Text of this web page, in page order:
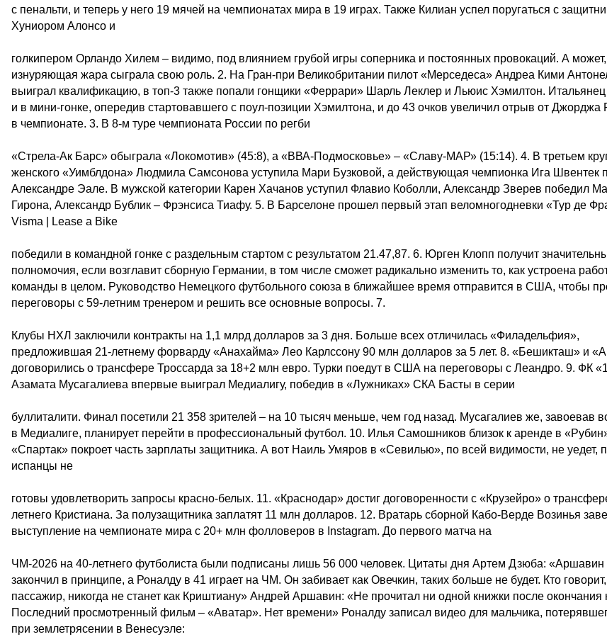
с пенальти, и теперь у него 19 мячей на чемпионатах мира в 19 играх. Также Килиан успел поругаться с
Хуниором Алонсо и
голкипером Орландо Хилем – видимо, под влиянием грубой игры соперника и постоянных провокаций. А
изнуряющая жара сыграла свою роль. 2. На Гран-при Великобритании пилот «Мерседеса» Андреа Кими
выиграл квалификацию, в топ-3 также попали гонщики «Феррари» Шарль Леклер и Льюис Хэмилтон. Итальянец
и в мини-гонке, опередив стартовавшего с поул-позиции Хэмилтона, и до 43 очков увеличил отрыв от Джорджа
в чемпионате. 3. В 8-м туре чемпионата России по регби
«Стрела-Ак Барс» обыграла «Локомотив» (45:8), а «ВВА-Подмосковье» – «Славу-МАР» (15:14). 4. В третьем
женского «Уимблдона» Людмила Самсонова уступила Мари Бузковой, а действующая чемпионка Ига Швентек
Александре Эале. В мужской категории Карен Хачанов уступил Флавио Коболли, Александр Зверев победил
Гирона, Александр Бублик – Фрэнсиса Тиафу. 5. В Барселоне прошел первый этап веломногодневки «Тур де
Visma | Lease a Bike
победили в командной гонке с раздельным стартом с результатом 21.47,87. 6. Юрген Клопп получит
полномочия, если возглавит сборную Германии, в том числе сможет радикально изменить то, как устроена
команды в целом. Руководство Немецкого футбольного союза в ближайшее время отправится в США, чтобы
переговоры с 59-летним тренером и решить все основные вопросы. 7.
Клубы НХЛ заключили контракты на 1,1 млрд долларов за 3 дня. Больше всех отличилась «Филадельфия»,
предложившая 21-летнему форварду «Анахайма» Лео Карлссону 90 млн долларов за 5 лет. 8. «Бешикташ» и
договорились о трансфере Троссарда за 18+2 млн евро. Турки поедут в США на переговоры с Леандро. 9. ФК
Азамата Мусагалиева впервые выиграл Медиалигу, победив в «Лужниках» СКА Басты в серии
буллиталити. Финал посетили 21 358 зрителей – на 10 тысяч меньше, чем год назад. Мусагалиев же, завоевав
в Медиалиге, планирует перейти в профессиональный футбол. 10. Илья Самошников близок к аренде в
«Спартак» покроет часть зарплаты защитника. А вот Наиль Умяров в «Севилью», по всей видимости, не уедет,
испанцы не
готовы удовлетворить запросы красно-белых. 11. «Краснодар» достиг договоренности с «Крузейро» о
летнего Кристиана. За полузащитника заплатят 11 млн долларов. 12. Вратарь сборной Кабо-Верде Возинья
выступление на чемпионате мира с 20+ млн фолловеров в Instagram. До первого матча на
ЧМ-2026 на 40-летнего футболиста были подписаны лишь 56 000 человек. Цитаты дня Артем Дзюба: «Аршавин
закончил в принципе, а Роналду в 41 играет на ЧМ. Он забивает как Овечкин, таких больше не будет. Кто
пассажир, никогда не станет как Криштиану» Андрей Аршавин: «Не прочитал ни одной книжки после окончания
Последний просмотренный фильм – «Аватар». Нет времени» Роналду записал видео для мальчика,
при землетрясении в Венесуэле: